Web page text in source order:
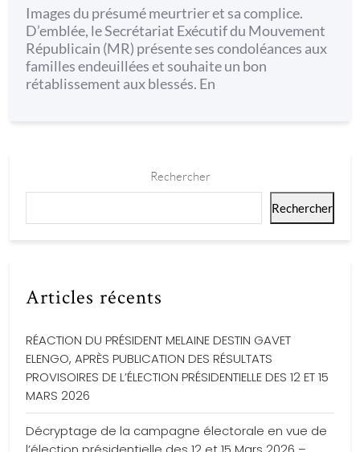
Images du présumé meurtrier et sa complice.
D’emblée, le Secrétariat Exécutif du Mouvement
Républicain (MR) présente ses condoléances aux
familles endeuillées et souhaite un bon
rétablissement aux blessés. En
Rechercher
Rechercher
Articles récents
RÉACTION DU PRÉSIDENT MELAINE DESTIN GAVET
ELENGO, APRÈS PUBLICATION DES RÉSULTATS
PROVISOIRES DE L’ÉLECTION PRÉSIDENTIELLE DES 12 ET 15
MARS 2026
Décryptage de la campagne électorale en vue de